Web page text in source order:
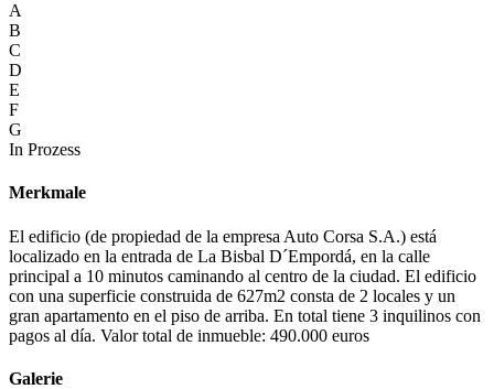
A
B
C
D
E
F
G
In Prozess
Merkmale
El edificio (de propiedad de la empresa Auto Corsa S.A.) está
localizado en la entrada de La Bisbal D´Empordá, en la calle
principal a 10 minutos caminando al centro de la ciudad. El edificio
con una superficie construida de 627m2 consta de 2 locales y un
gran apartamento en el piso de arriba. En total tiene 3 inquilinos con
pagos al día. Valor total de inmueble: 490.000 euros
Galerie